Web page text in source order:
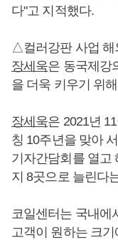
다"고 지적했다.
△컬러강판 사업 해
장세욱은 동국제강
을 더욱 키우기 위
장세욱은 2021년
칭 10주년을 맞아
기자간담회를 열고
지 8곳으로 늘린다
코일센터는 국내에
고객이 원하는 크